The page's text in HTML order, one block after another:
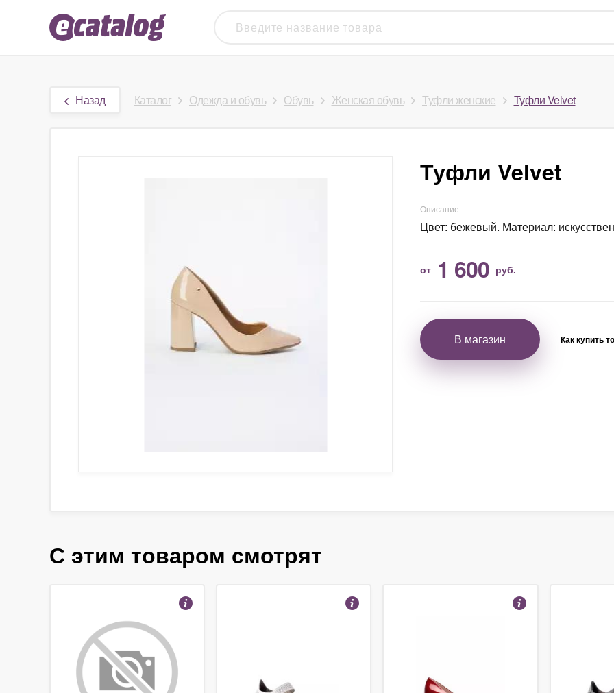
Назад Каталог Одежда и обувь Обувь Женская обувь Туфли женские Туфли Velvet
Туфли Velvet
Описание
Цвет: бежевый. Материал:
от 1 600 руб.
В магазин Как купить
С этим товаром смотрят